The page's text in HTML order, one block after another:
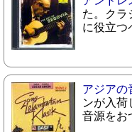
た。クラ
に役立つ
アジアの
ンが入荷
音源をお